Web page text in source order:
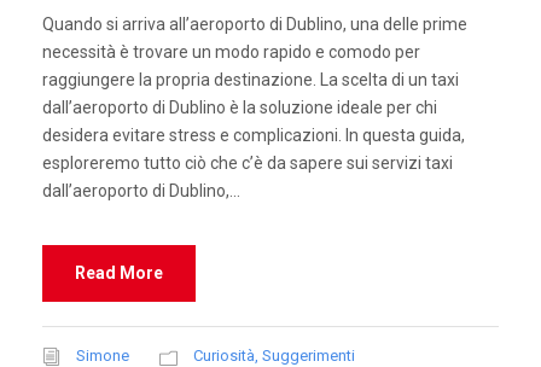
Quando si arriva all’aeroporto di Dublino, una delle prime
necessità è trovare un modo rapido e comodo per
raggiungere la propria destinazione. La scelta di un taxi
dall’aeroporto di Dublino è la soluzione ideale per chi
desidera evitare stress e complicazioni. In questa guida,
esploreremo tutto ciò che c’è da sapere sui servizi taxi
dall’aeroporto di Dublino,...
Read More
Simone Curiosità, Suggerimenti